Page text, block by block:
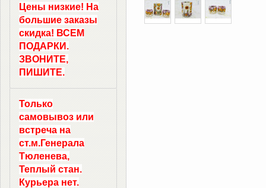
Цены низкие! На
большие заказы
скидка! ВСЕМ
ПОДАРКИ.
ЗВОНИТЕ,
ПИШИТЕ.
Только
самовывоз или
встреча на
ст.м.Генерала
Тюленева,
Теплый стан.
Курьера нет.